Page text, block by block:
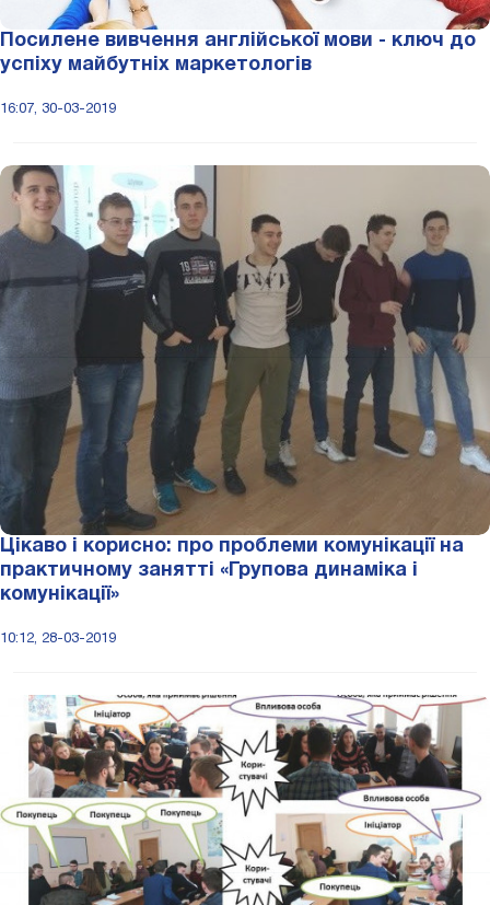
Посилене вивчення англійської мови - ключ до
успіху майбутніх маркетологів
16:07, 30-03-2019
Цікаво і корисно: про проблеми комунікації на
практичному занятті «Групова динаміка і
комунікації»
10:12, 28-03-2019